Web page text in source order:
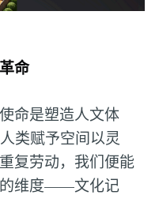
命
命是塑造人文体
类赋予空间以灵
复劳动，我们便能
的维度——文化记